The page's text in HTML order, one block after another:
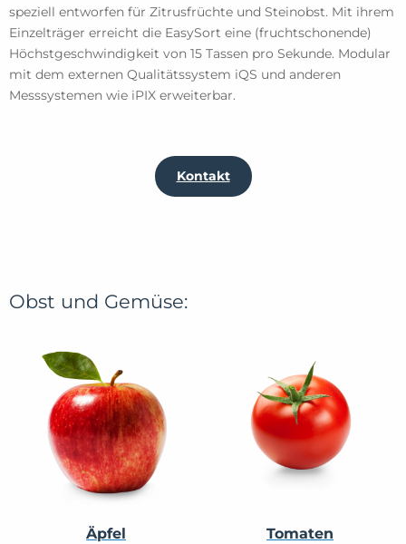
speziell entworfen für Zitrusfrüchte und Steinobst. Mit ihrem
Einzelträger erreicht die EasySort eine (fruchtschonende)
Höchstgeschwindigkeit von 15 Tassen pro Sekunde. Modular
mit dem externen Qualitätssystem iQS und anderen
Messsystemen wie iPIX erweiterbar.
Kontakt
Obst und Gemüse:
Äpfel Tomaten